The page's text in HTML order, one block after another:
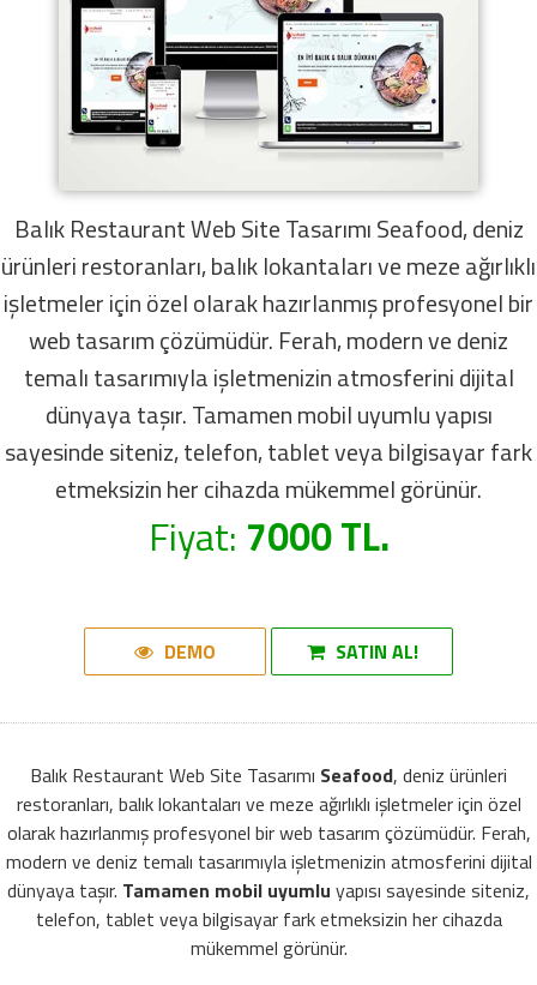
Balık Restaurant Web Site Tasarımı Seafood, deniz
ürünleri restoranları, balık lokantaları ve meze ağırlıklı
işletmeler için özel olarak hazırlanmış profesyonel bir
web tasarım çözümüdür. Ferah, modern ve deniz
temalı tasarımıyla işletmenizin atmosferini dijital
dünyaya taşır. Tamamen mobil uyumlu yapısı
sayesinde siteniz, telefon, tablet veya bilgisayar fark
etmeksizin her cihazda mükemmel görünür.
Fiyat: 7000 TL.
DEMO SATIN AL!
Balık Restaurant Web Site Tasarımı Seafood, deniz ürünleri
restoranları, balık lokantaları ve meze ağırlıklı işletmeler için özel
olarak hazırlanmış profesyonel bir web tasarım çözümüdür. Ferah,
modern ve deniz temalı tasarımıyla işletmenizin atmosferini dijital
dünyaya taşır. Tamamen mobil uyumlu yapısı sayesinde siteniz,
telefon, tablet veya bilgisayar fark etmeksizin her cihazda
mükemmel görünür.